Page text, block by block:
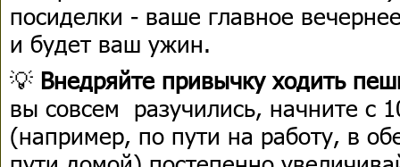
посиделки - ваше главное
и будет ваш ужин.
💡 Внедряйте привычку ходить
вы совсем разучились, начните с
(например, по пути на работу, в